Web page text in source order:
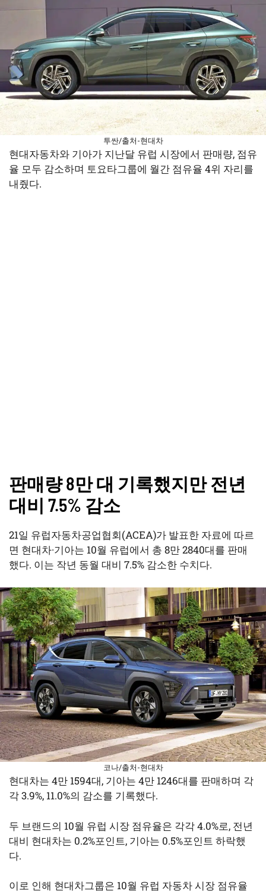
투싼/출처-현대차
현대자동차와 기아가 지난달 유럽 시장에서 판매량, 점유
율 모두 감소하며 토요타그룹에 월간 점유율 4위 자리를
내줬다.
판매량 8만 대 기록했지만 전년
대비 7.5% 감소
21일 유럽자동차공업협회(ACEA)가 발표한 자료에 따르
면 현대차·기아는 10월 유럽에서 총 8만 2840대를 판매
했다. 이는 작년 동월 대비 7.5% 감소한 수치다.
코나/출처-현대차
현대차는 4만 1594대, 기아는 4만 1246대를 판매하며 각
각 3.9%, 11.0%의 감소를 기록했다.
두 브랜드의 10월 유럽 시장 점유율은 각각 4.0%로, 전년
대비 현대차는 0.2%포인트, 기아는 0.5%포인트 하락했
다.
이로 인해 현대차그룹은 10월 유럽 자동차 시장 점유율